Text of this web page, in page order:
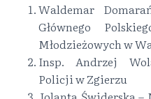
Waldemar
Głównego
Młodzieżowych w
Insp. Andrzej
Policji w Zgierzu